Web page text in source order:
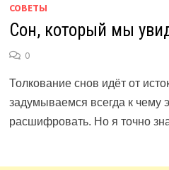
СОВЕТЫ
Сон, который мы
0
Толкование снов идёт от
задумываемся всегда к чему
расшифровать. Но я точно